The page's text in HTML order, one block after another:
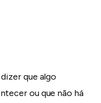
que algo
ou que não há